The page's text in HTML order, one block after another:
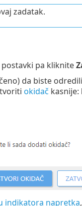
zadatak.
pa kliknite
da biste
okidač
indikatora napretka,